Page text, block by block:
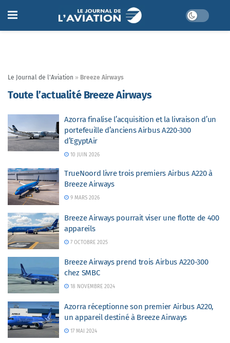
Le Journal de l'Aviation » Breeze Airways
Toute l’actualité Breeze Airways
Azorra finalise l’acquisition et la livraison d’un
portefeuille d’anciens Airbus A220-300
d’EgyptAir
10 JUIN 2026
TrueNoord livre trois premiers Airbus A220 à
Breeze Airways
9 MARS 2026
Breeze Airways pourrait viser une flotte de 400
appareils
7 OCTOBRE 2025
Breeze Airways prend trois Airbus A220-300
chez SMBC
18 NOVEMBRE 2024
Azorra réceptionne son premier Airbus A220,
un appareil destiné à Breeze Airways
17 MAI 2024